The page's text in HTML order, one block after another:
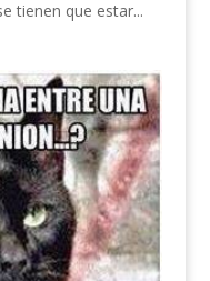
tienen que estar...